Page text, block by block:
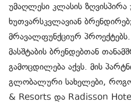
უმაღლესი კლასის ზღვისპირა
ხუთვარსკვლავიან
მრავალფუნქციურ
მასშტაბის ბრენდებთან
გამოცდილება აქვს. მის
გლობალური სახელები,
& Resorts და Radisson